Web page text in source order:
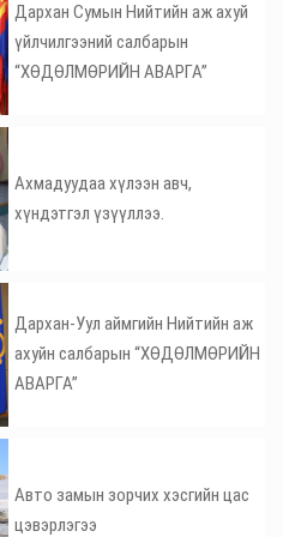
Дархан Сумын Нийтийн аж ахуй
үйлчилгээний салбарын
“ХӨДӨЛМӨРИЙН АВАРГА”
Ахмадуудаа хүлээн авч,
хүндэтгэл үзүүллээ.
Дархан-Уул аймгийн Нийтийн аж
ахуйн салбарын “ХӨДӨЛМӨРИЙН
АВАРГА”
Авто замын зорчих хэсгийн цас
цэвэрлэгээ